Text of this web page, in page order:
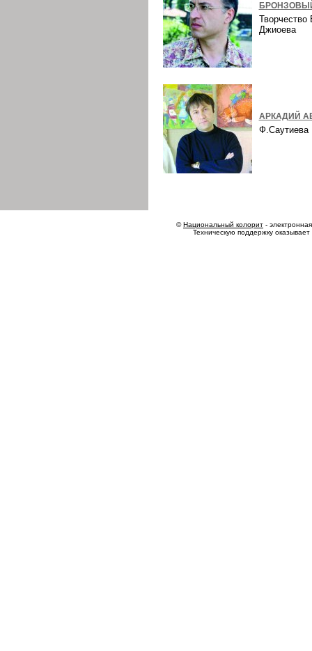
Творчество
Джиоева
АРКАДИЙ
©Национальный колорит -
Техническую поддержку